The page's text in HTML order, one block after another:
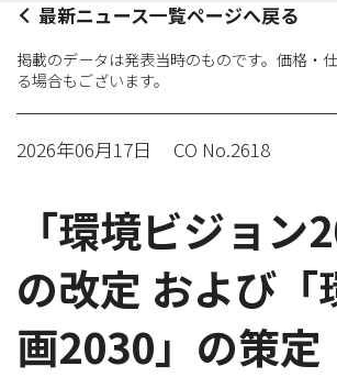
最新ニュース一覧ページへ戻る
掲載のデータは発表当時のものです。価格・
る場合もございます。
2026年06月17日 CO No.2618
「環境ビジョン
の改定 および「
画2030」の策定